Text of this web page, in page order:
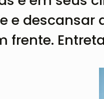
e
frente.